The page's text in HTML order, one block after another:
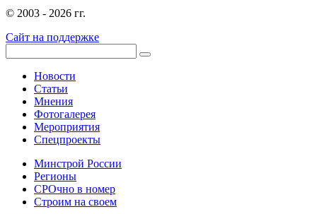
© 2003 - 2026 гг.
Сайт на поддержке
Новости
Статьи
Мнения
Фотогалерея
Мероприятия
Спецпроекты
Минстрой России
Регионы
СРОчно в номер
Строим на своем